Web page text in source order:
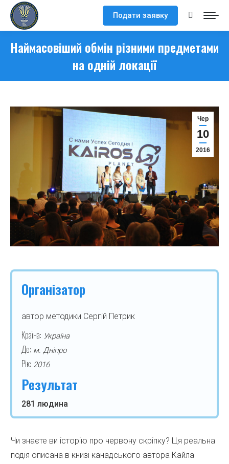
Подати заявку Search:
Наймасовіший обмін різними предметами
на одній локації
Чер
10
2016
Організатор
автор методики Сергій Петрик
Країна: Україна
Де: м. Дніпро
Рік: 2016
Результат
281 людина
Чи знаєте ви історію про червону скріпку? Ця реальна
подія описана в книзі канадського автора Кайла